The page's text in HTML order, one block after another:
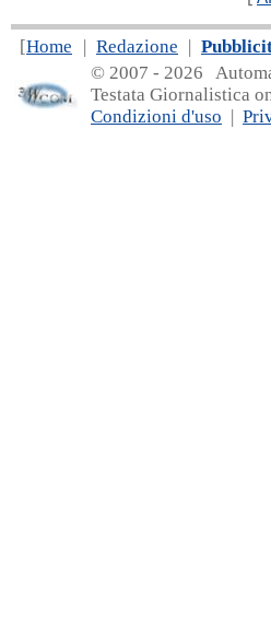
[Home | Redazione |
© 2007 - 2026
Testata Giornalistica
Condizioni d'uso |